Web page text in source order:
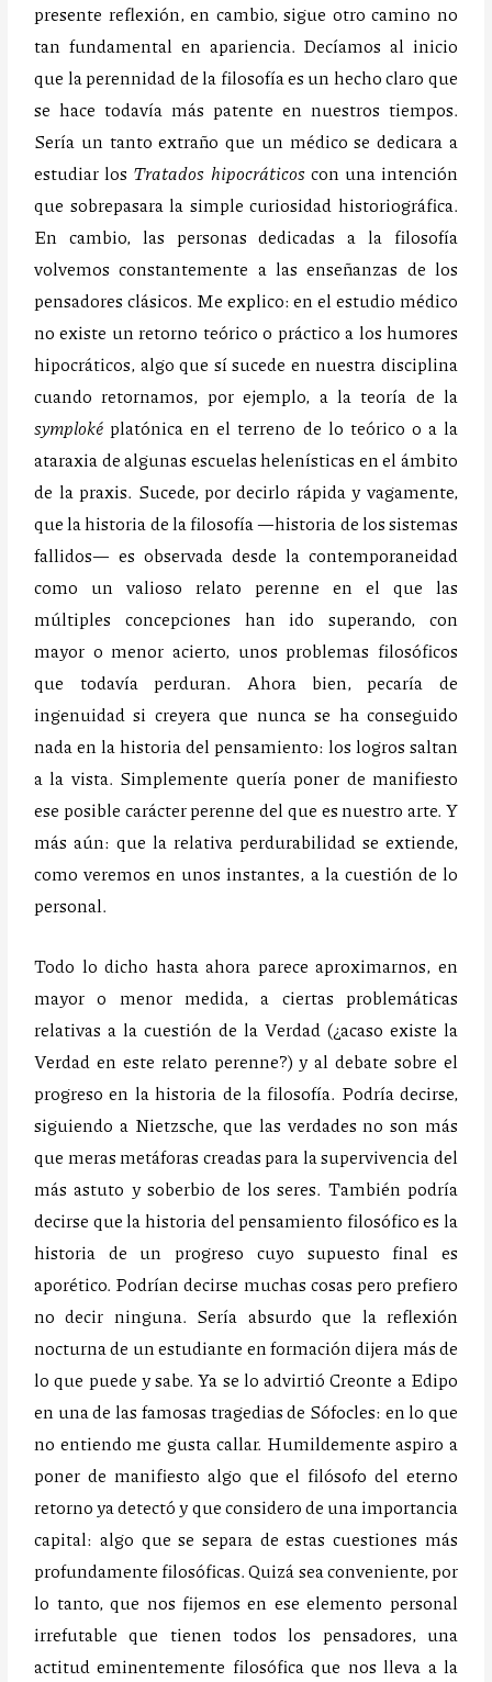
presente reflexión, en cambio, sigue otro camino no
tan fundamental en apariencia. Decíamos al inicio
que la perennidad de la filosofía es un hecho claro que
se hace todavía más patente en nuestros tiempos.
Sería un tanto extraño que un médico se dedicara a
estudiar los Tratados hipocráticos con una intención
que sobrepasara la simple curiosidad historiográfica.
En cambio, las personas dedicadas a la filosofía
volvemos constantemente a las enseñanzas de los
pensadores clásicos. Me explico: en el estudio médico
no existe un retorno teórico o práctico a los humores
hipocráticos, algo que sí sucede en nuestra disciplina
cuando retornamos, por ejemplo, a la teoría de la
symploké platónica en el terreno de lo teórico o a la
ataraxia de algunas escuelas helenísticas en el ámbito
de la praxis. Sucede, por decirlo rápida y vagamente,
que la historia de la filosofía —historia de los sistemas
fallidos— es observada desde la contemporaneidad
como un valioso relato perenne en el que las
múltiples concepciones han ido superando, con
mayor o menor acierto, unos problemas filosóficos
que todavía perduran. Ahora bien, pecaría de
ingenuidad si creyera que nunca se ha conseguido
nada en la historia del pensamiento: los logros saltan
a la vista. Simplemente quería poner de manifiesto
ese posible carácter perenne del que es nuestro arte. Y
más aún: que la relativa perdurabilidad se extiende,
como veremos en unos instantes, a la cuestión de lo
personal.
Todo lo dicho hasta ahora parece aproximarnos, en
mayor o menor medida, a ciertas problemáticas
relativas a la cuestión de la Verdad (¿acaso existe la
Verdad en este relato perenne?) y al debate sobre el
progreso en la historia de la filosofía. Podría decirse,
siguiendo a Nietzsche, que las verdades no son más
que meras metáforas creadas para la supervivencia del
más astuto y soberbio de los seres. También podría
decirse que la historia del pensamiento filosófico es la
historia de un progreso cuyo supuesto final es
aporético. Podrían decirse muchas cosas pero prefiero
no decir ninguna. Sería absurdo que la reflexión
nocturna de un estudiante en formación dijera más de
lo que puede y sabe. Ya se lo advirtió Creonte a Edipo
en una de las famosas tragedias de Sófocles: en lo que
no entiendo me gusta callar. Humildemente aspiro a
poner de manifiesto algo que el filósofo del eterno
retorno ya detectó y que considero de una importancia
capital: algo que se separa de estas cuestiones más
profundamente filosóficas. Quizá sea conveniente, por
lo tanto, que nos fijemos en ese elemento personal
irrefutable que tienen todos los pensadores, una
actitud eminentemente filosófica que nos lleva a la